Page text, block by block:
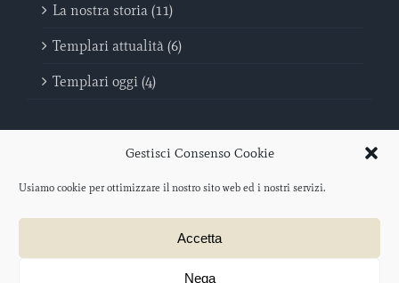
Gestisci Consenso Cookie
Usiamo cookie per ottimizzare il nostro sito web ed i nostri servizi.
Accetta
Nega
La nostra storia (11)
Templari attualità (6)
Templari oggi (4)
Tempio di Salomone | C.F. 96046440069
Progetto web a cura di